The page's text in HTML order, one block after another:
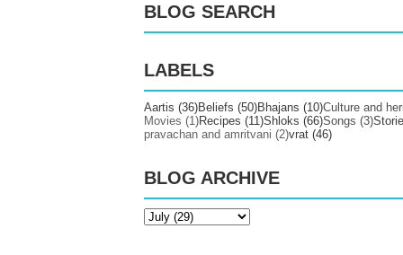
BLOG SEARCH
LABELS
Aartis (36)Beliefs (50)Bhajans (10)Culture and
Movies (1)Recipes (11)Shloks (66)Songs (3)
pravachan and amritvani (2)vrat (46)
BLOG ARCHIVE